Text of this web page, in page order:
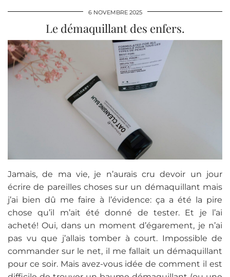
6 NOVEMBRE 2025
Le démaquillant des enfers.
Jamais, de ma vie, je n’aurais cru devoir un jour
écrire de pareilles choses sur un démaquillant mais
j’ai bien dû me faire à l’évidence: ça a été la pire
chose qu’il m’ait été donné de tester. Et je l’ai
acheté! Oui, dans un moment d’égarement, je n’ai
pas vu que j’allais tomber à court. Impossible de
commander sur le net, il me fallait un démaquillant
pour ce soir. Mais avez-vous idée de comment il est